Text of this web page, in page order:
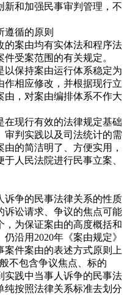
新和加强民事审判管理，不
循的原则
案由均有实体法和程序法
受案范围的有关规定。
保持案由运行体系稳定为
作相应修改，并根据现行立
由，对案由编排体系不作大
现行有效的法律规定基础
审判实践以及司法统计的需
的简洁明了、方便实用，
人民法院进行民事立案、
争的民事法律关系的性质
诉讼请求、争议的焦点可能
，为保证案由的高度概括和
沿用2020年《案由规定》
案件案由的表述方式原则上
不包含争议焦点、标的
实践中当事人诉争的民事法
纯按照法律关系标准去划分